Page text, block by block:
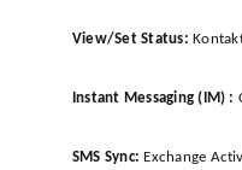
View/Set Status:
Instant Messaging (IM) :
SMS Sync: Exchange